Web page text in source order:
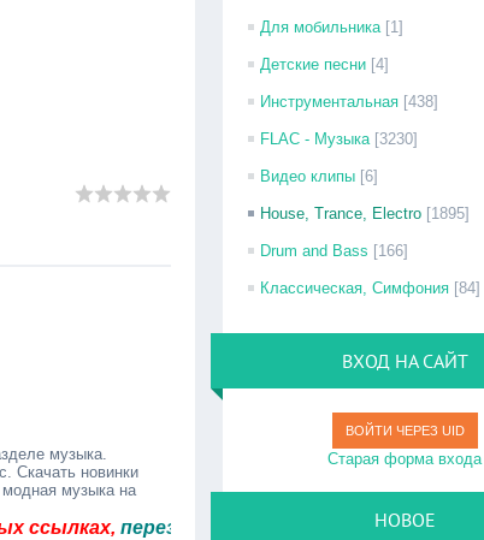
музыка.
Скачать новинки
музыка на
перезальём быстро.
Для мобильника [1]
Детские песни [4]
Инструментальная [438]
FLAC - Музыка [3230]
Видео клипы [6]
House, Trance, Electro [1895]
Drum and Bass [166]
Классическая, Симфония [84]
ВХОД НА САЙТ
ВОЙТИ ЧЕРЕЗ UID
Старая форма входа
НОВОЕ